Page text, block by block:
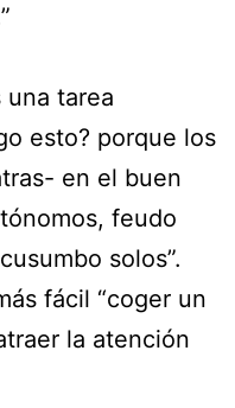
tarea
esto? porque los
en el buen
feudo
solos”.
fácil “coger un
la atención